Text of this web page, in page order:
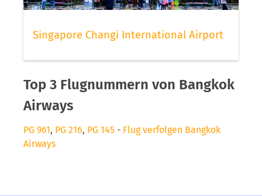
Singapore Changi International Airport
Top 3 Flugnummern von Bangkok
Airways
PG 961, PG 216, PG 145 - Flug verfolgen Bangkok
Airways